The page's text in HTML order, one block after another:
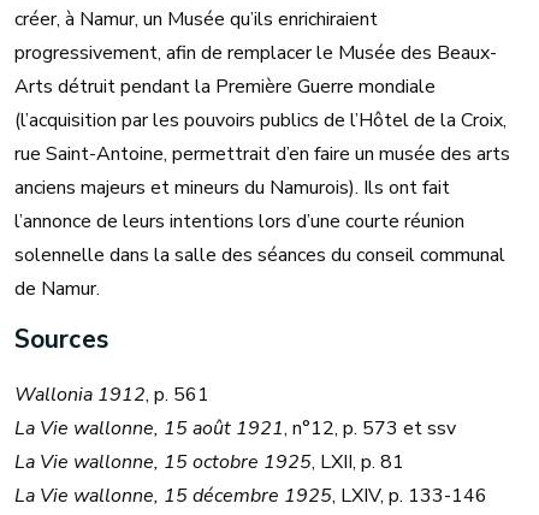
créer, à Namur, un Musée qu’ils enrichiraient
progressivement, afin de remplacer le Musée des Beaux-
Arts détruit pendant la Première Guerre mondiale
(l’acquisition par les pouvoirs publics de l’Hôtel de la Croix,
rue Saint-Antoine, permettrait d’en faire un musée des arts
anciens majeurs et mineurs du Namurois). Ils ont fait
l’annonce de leurs intentions lors d’une courte réunion
solennelle dans la salle des séances du conseil communal
de Namur.
Sources
Wallonia 1912, p. 561
La Vie wallonne, 15 août 1921, n°12, p. 573 et ssv
La Vie wallonne, 15 octobre 1925, LXII, p. 81
La Vie wallonne, 15 décembre 1925, LXIV, p. 133-146